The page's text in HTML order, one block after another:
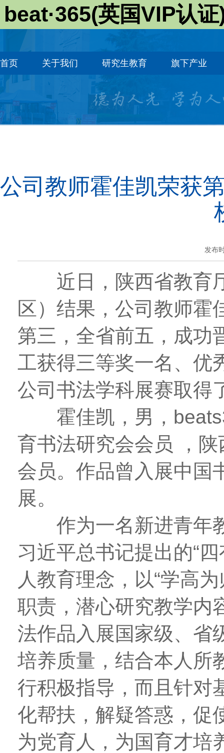
beat·365(英国VIP认
首页 关于我们 研究生教育 旗下产业
公司教师霍佳凯荣获
发布
近日，陕西省教育厅
区）结果，公司教师霍
第三，全省前五，成功
工获得三等奖一名、优
公司书法学科展赛取得
霍佳凯，男，
育书法研究会会员 ，
会员。作品曾入展中国
展。
作为一名新进青年教
习近平总书记提出的“
人教育理念，以“学高
职责，潜心研究教学内
法作品入展国家级、省
培养质量，结合本人所
行积极指导，而且针对
化帮扶，解疑答惑，促
为党育人，为国育才培